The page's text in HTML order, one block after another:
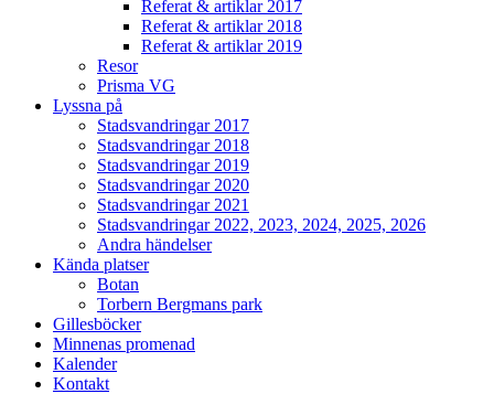
Referat & artiklar 2017
Referat & artiklar 2018
Referat & artiklar 2019
Resor
Prisma VG
Lyssna på
Stadsvandringar 2017
Stadsvandringar 2018
Stadsvandringar 2019
Stadsvandringar 2020
Stadsvandringar 2021
Stadsvandringar 2022, 2023, 2024, 2025, 2026
Andra händelser
Kända platser
Botan
Torbern Bergmans park
Gillesböcker
Minnenas promenad
Kalender
Kontakt